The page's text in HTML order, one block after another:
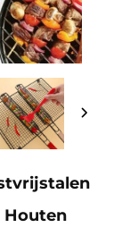
Houten